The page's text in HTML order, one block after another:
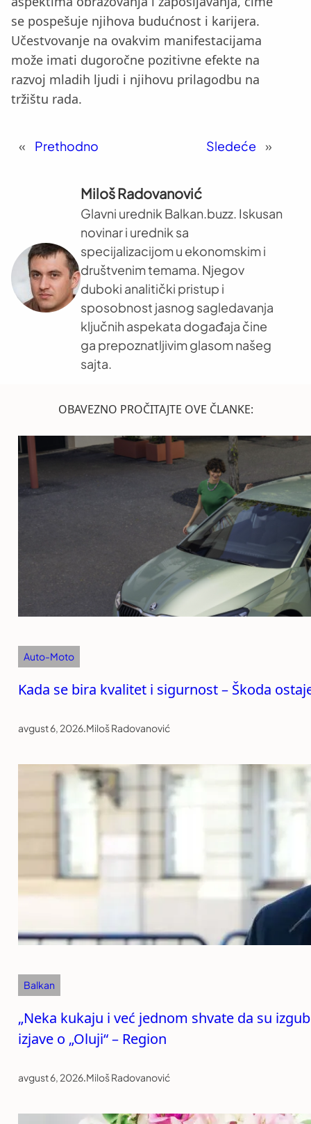
se pospešuje njihova budućnost i karijera.
Učestvovanje na ovakvim manifestacijama
može imati dugoročne pozitivne efekte na
razvoj mladih ljudi i njihovu prilagodbu na
tržištu rada.
« Prethodno Sledeće »
Miloš Radovanović
Glavni urednik Balkan.buzz. Iskusan
novinar i urednik sa
specijalizacijom u ekonomskim i
društvenim temama. Njegov
duboki analitički pristup i
sposobnost jasnog sagledavanja
ključnih aspekata događaja čine
ga prepoznatljivim glasom našeg
sajta.
OBAVEZNO PROČITAJTE OVE ČLANKE:
Auto-Moto
Kada se bira kvalitet i sigurnost – Škoda
avgust 6, 2026.Miloš Radovanović
Balkan
„Neka kukaju i već jednom shvate da su
izjave o „Oluji“ – Region
avgust 6, 2026.Miloš Radovanović